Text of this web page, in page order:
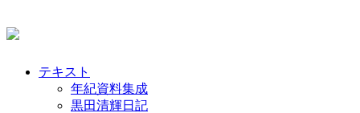
テキスト
年紀資料集成
黒田清輝日記